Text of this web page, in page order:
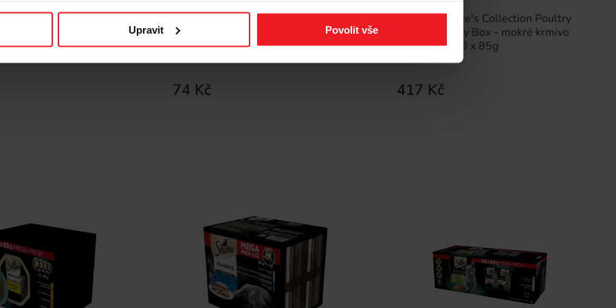
Upravit Povolit vše
Rybí příchutě v želé
SHEBA Fresh & Fine Meat Dishes in
Sauce Box - mokré krmivo pro kočky
- 6x50g
74 Kč
SHEBA Nature's Collection Poultry
Flavors in jelly Box - mokré krmivo
pro kočky - 40 x 85g
417 Kč